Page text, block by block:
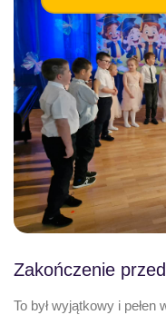
Zakończenie
To był wyjątkowy i